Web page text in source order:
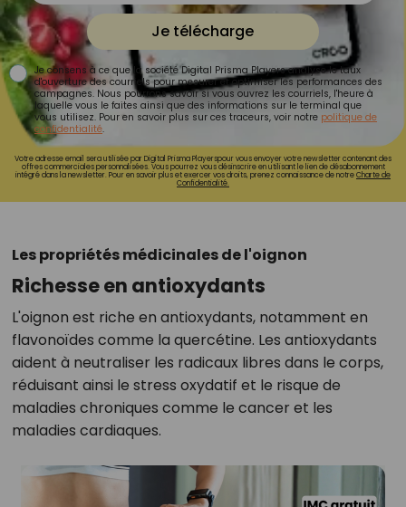
Je télécharge
Je consens à ce que la société Digital Prisma Players analyse le taux
d'ouverture des courriels pour mesurer et optimiser les performances des
campagnes. Nous pourrons savoir si vous ouvrez les courriels, l'heure à
laquelle vous le faites ainsi que des informations sur le terminal que
vous utilisez. Pour en savoir plus sur ces traceurs, voir notre politique de
confidentialité.
Votre adresse email sera utilisée par Digital Prisma Playerspour vous envoyer votre newsletter contenant des
offres commerciales personnalisées. Vous pourrez vous désinscrire en utilisant le lien de désabonnement
intégré dans la newsletter. Pour en savoir plus et exercer vos droits, prenez connaissance de notreCharte de
Confidentialité.
Les propriétés médicinales de l'oignon
Richesse en antioxydants
L'oignon est riche en antioxydants, notamment en
flavonoïdes comme la quercétine. Les antioxydants
aident à neutraliser les radicaux libres dans le corps,
réduisant ainsi le stress oxydatif et le risque de
maladies chroniques comme le cancer et les
maladies cardiaques.